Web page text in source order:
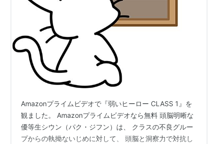
Amazonプライムビデオで『弱いヒーロー CLASS 1』を
観ました。 Amazonプライムビデオなら無料 頭脳明晰な
優等生シウン（パク・ジフン）は、 クラスの不良グルー
プからの執拗ないじめに対して、 頭脳と洞察力で対抗し